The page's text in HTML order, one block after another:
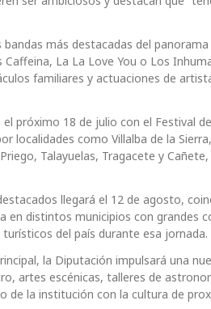
bandas más destacadas del
La La Love You o Los
familiares y actuaciones de
próximo 18 de julio con el Festival
localidades como Villalba de la
Talayuelas, Tragacete y
llegará el 12 de agosto,
en distintos municipios con grandes
del país durante esa jornada.
la Diputación impulsará una
artes escénicas, talleres de
de la institución con la cultura de